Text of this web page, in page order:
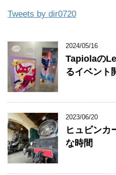
Tweets by dir0720
2024/05/16
Tapiolaの
るイベント
2023/06/20
ヒュビンカ
な時間